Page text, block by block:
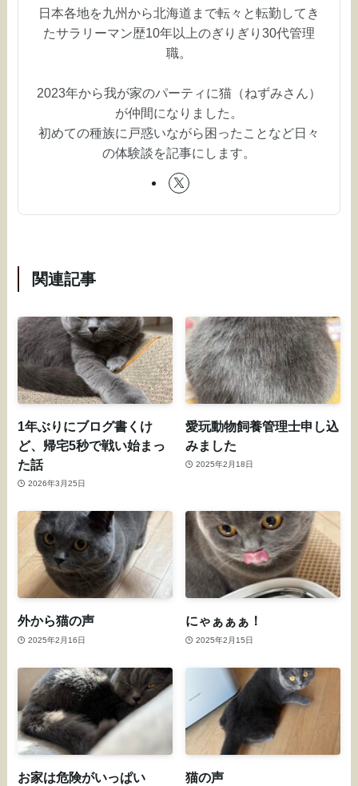
日本各地を九州から北海道まで転々と転勤してき
たサラリーマン歴10年以上のぎりぎり30代管理
職。
2023年から我が家のパーティに猫（ねずみさん）
が仲間になりました。
初めての種族に戸惑いながら困ったことなど日々
の体験談を記事にします。
関連記事
1年ぶりにブログ書くけ
ど、帰宅5秒で戦い始まっ
た話
2026年3月25日
愛玩動物飼養管理士申し込
みました
2025年2月18日
外から猫の声
2025年2月16日
にゃぁぁぁ！
2025年2月15日
お家は危険がいっぱい 猫の声